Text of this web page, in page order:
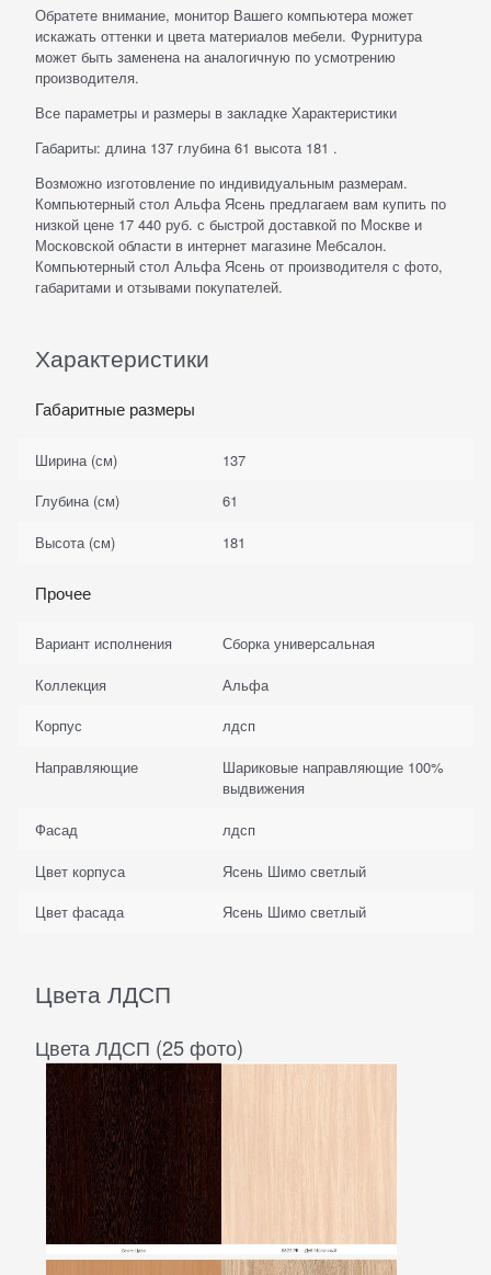
Обратете внимание, монитор Вашего компьютера может
искажать оттенки и цвета материалов мебели. Фурнитура
может быть заменена на аналогичную по усмотрению
производителя.
Все параметры и размеры в закладке Характеристики
Габариты: длина 137 глубина 61 высота 181 .
Возможно изготовление по индивидуальным размерам.
Компьютерный стол Альфа Ясень предлагаем вам купить по
низкой цене 17 440 руб. с быстрой доставкой по Москве и
Московской области в интернет магазине Мебсалон.
Компьютерный стол Альфа Ясень от производителя с фото,
габаритами и отзывами покупателей.
Характеристики
Габаритные размеры
Ширина (см)
137
Глубина (см)
61
Высота (см)
181
Прочее
Вариант исполнения
Сборка универсальная
Коллекция
Альфа
Корпус
лдсп
Направляющие
Шариковые направляющие 100%
выдвижения
Фасад
лдсп
Цвет корпуса
Ясень Шимо светлый
Цвет фасада
Ясень Шимо светлый
Цвета ЛДСП
Цвета ЛДСП (25 фото)